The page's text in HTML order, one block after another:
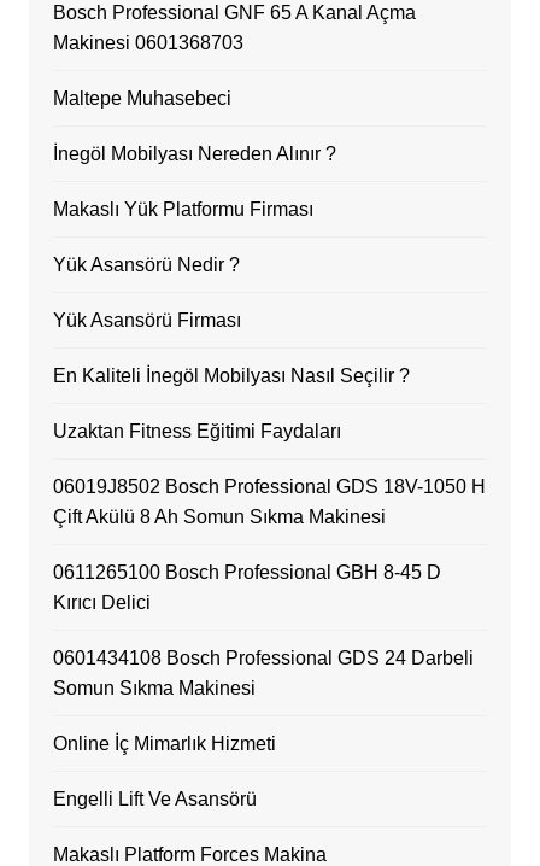
Bosch Professional GNF 65 A Kanal Açma
Makinesi 0601368703
Maltepe Muhasebeci
İnegöl Mobilyası Nereden Alınır ?
Makaslı Yük Platformu Firması
Yük Asansörü Nedir ?
Yük Asansörü Firması
En Kaliteli İnegöl Mobilyası Nasıl Seçilir ?
Uzaktan Fitness Eğitimi Faydaları
06019J8502 Bosch Professional GDS 18V-1050 H
Çift Akülü 8 Ah Somun Sıkma Makinesi
0611265100 Bosch Professional GBH 8-45 D
Kırıcı Delici
0601434108 Bosch Professional GDS 24 Darbeli
Somun Sıkma Makinesi
Online İç Mimarlık Hizmeti
Engelli Lift Ve Asansörü
Makaslı Platform Forces Makina